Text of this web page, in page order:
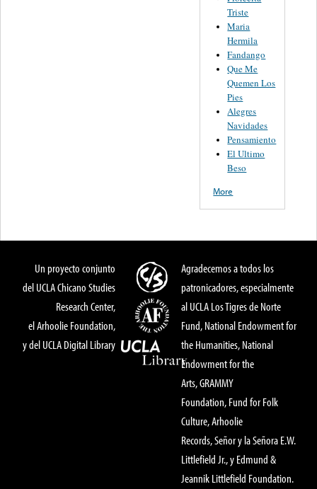
Triste
Maria
Hermila
Fandango
Que Me
Quemen Los
Pies
Alegres
Navidades
Pensamiento
El Ultimo
Beso
More
Un proyecto conjunto
del UCLA Chicano Studies
Research Center,
el Arhoolie Foundation,
y del UCLA Digital Library
Agradecemos a todos los
patronicadores, especialmente
al UCLA Los Tigres de Norte
Fund, National Endowment for
the Humanities, National
Endowment for the
Arts, GRAMMY
Foundation, Fund for Folk
Culture, Arhoolie
Records, Señor y la Señora E.W.
Littlefield Jr., y Edmund &
Jeannik Littlefield Foundation.